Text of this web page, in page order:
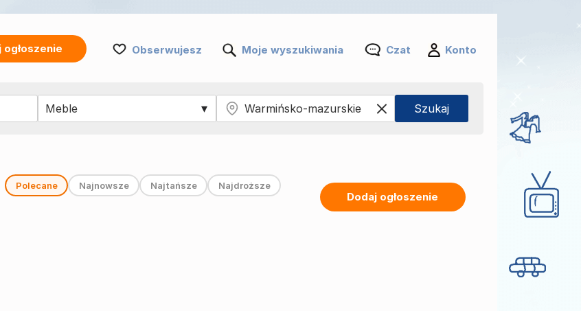
ogłoszenie Obserwujesz Moje wyszukiwania Czat Konto
Polecane Najnowsze Najtańsze Najdroższe
Dodaj ogłoszenie